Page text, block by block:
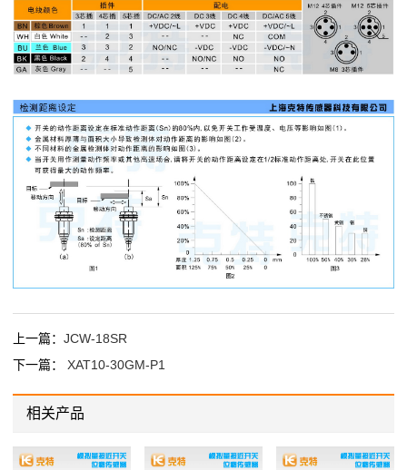
上一篇： JCW-18SR
下一篇： XAT10-30GM-P1
相关产品